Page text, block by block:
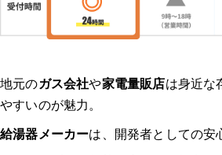
地元のガス会社や家電量販店は身近な
やすいのが魅力。
給湯器メーカーは、開発者としての安